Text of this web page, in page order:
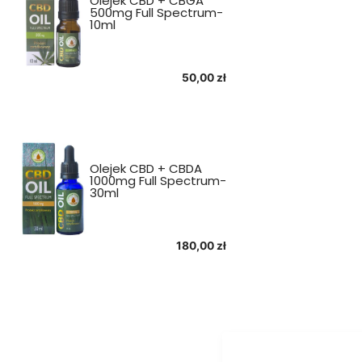
500mg Full Spectrum-
10ml
50,00 zł
Olejek CBD + CBDA
1000mg Full Spectrum-
30ml
180,00 zł